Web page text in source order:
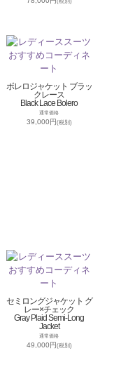
ボレロジャケット ブラッ
クレース
Black Lace Bolero
通常価格
39,000円(税別)
セミロングジャケット グ
レー×チェック
Gray Plaid Semi-Long
Jacket
通常価格
49,000円(税別)